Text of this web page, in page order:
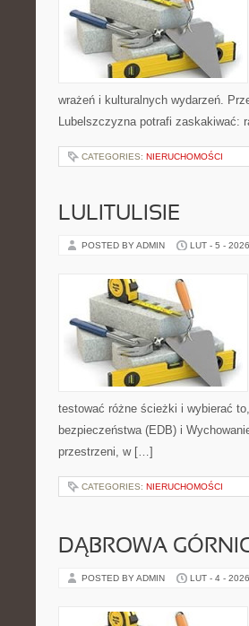
wrażeń i kulturalnych wydarzeń.
Lubelszczyzna potrafi
CATEGORIES: NIERUCHOMOŚCI
LULITULISIE
POSTED BY ADMIN LUT - 5 - 2026
testować różne ścieżki i wybierać
bezpieczeństwa (EDB) i
przestrzeni, w […]
CATEGORIES: NIERUCHOMOŚCI
DĄBROWA
POSTED BY ADMIN LUT - 4 - 2026